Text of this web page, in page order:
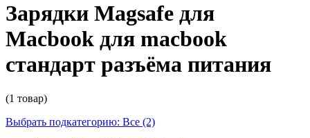
Зарядки Magsafe для
Macbook для macbook
стандарт разъёма питания
(1 товар)
Выбрать подкатегорию: Все (2)